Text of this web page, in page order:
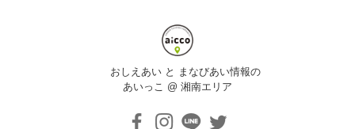
おしえあい と まなびあい情報の
あいっこ @ 湘南エリア